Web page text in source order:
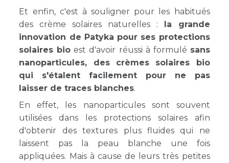
Et enfin, c'est à souligner pour les habitués
des crème solaires naturelles : la grande
innovation de Patyka pour ses protections
solaires bio est d'avoir réussi à formulé sans
nanoparticules, des crèmes solaires bio
qui s'étalent facilement pour ne pas
laisser de traces blanches.
En effet, les nanoparticules sont souvent
utilisées dans les protections solaires afin
d'obtenir des textures plus fluides qui ne
laissent pas la peau blanche une fois
appliquées. Mais à cause de leurs très petites